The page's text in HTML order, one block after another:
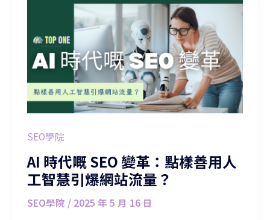
SEO學院
AI 時代嘅 SEO 變革：點樣善用人
工智慧引爆網站流量？
SEO學院 / 2025 年 5 月 16 日